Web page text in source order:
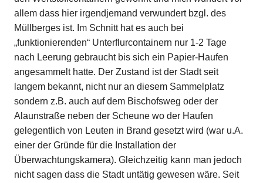
allem dass hier irgendjemand verwundert bzgl. des
Müllberges ist. Im Schnitt hat es auch bei
„funktionierenden“ Unterflurcontainern nur 1-2 Tage
nach Leerung gebraucht bis sich ein Papier-Haufen
angesammelt hatte. Der Zustand ist der Stadt seit
langem bekannt, nicht nur an diesem Sammelplatz
sondern z.B. auch auf dem Bischofsweg oder der
Alaunstraße neben der Scheune wo der Haufen
gelegentlich von Leuten in Brand gesetzt wird (war u.A.
einer der Gründe für die Installation der
Überwachtungskamera). Gleichzeitig kann man jedoch
nicht sagen dass die Stadt untätig gewesen wäre. Seit